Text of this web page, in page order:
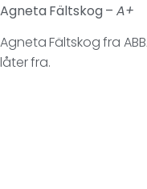
Agneta Fältskog –A+
Agneta Fältskog fra
låter fra.